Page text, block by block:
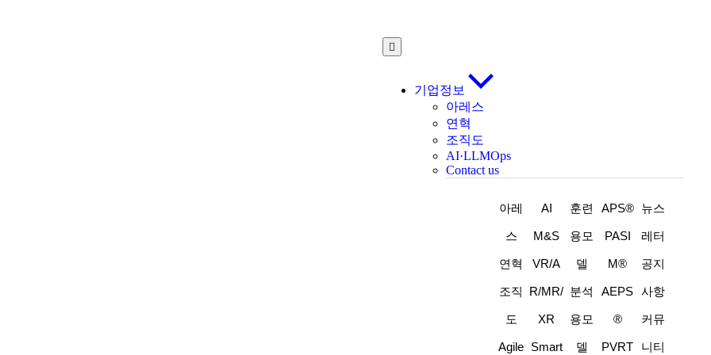
기업정보
아레스
연혁
조직도
AI·LLMOps
Contact us
아레
스
연혁
조직
도
Agile
AI
M&S
VR/A
R/MR/
XR
Smart
훈련
용모
델
분석
용모
델
APS®
PASI
M®
AEPS
®
PVRT
뉴스
레터
공지
사항
커뮤
니티